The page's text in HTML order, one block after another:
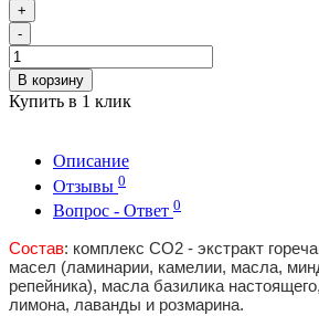
+
-
В корзину
Купить в 1 клик
Описание
Отзывы 0
Вопрос - Ответ 0
Состав: комплекс СО2 - экстракт
масел (ламинарии, камелии, масла,
репейника), масла базилика
лимона, лаванды и розмарина.